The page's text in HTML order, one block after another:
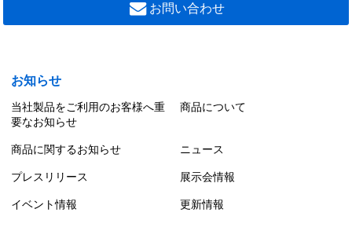
お問い合わせ
お知らせ
当社製品をご利用のお客様へ重
要なお知らせ
商品について
商品に関するお知らせ ニュース
プレスリリース 展示会情報
イベント情報 更新情報